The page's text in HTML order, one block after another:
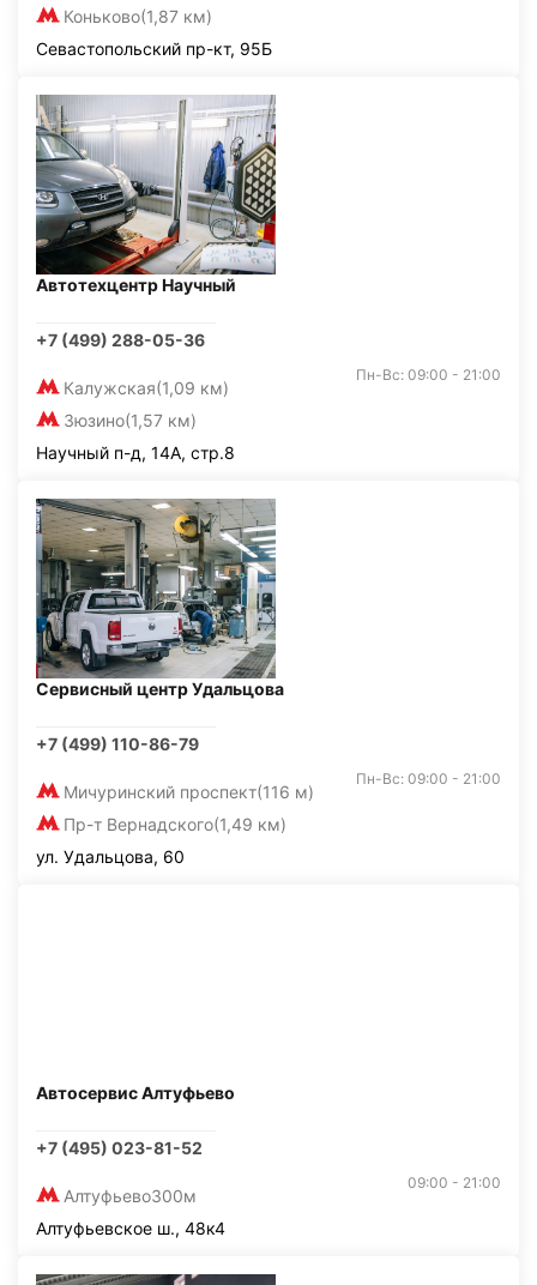
Коньково(1,87 км)
Севастопольский пр-кт, 95Б
Автотехцентр Научный
+7 (499) 288-05-36
Калужская(1,09 км)
Зюзино(1,57 км)
Пн-Вс: 09:00 - 21:00
Научный п-д, 14А, стр.8
Сервисный центр Удальцова
+7 (499) 110-86-79
Мичуринский проспект(116 м)
Пр-т Вернадского(1,49 км)
Пн-Вс: 09:00 - 21:00
ул. Удальцова, 60
Автосервис Алтуфьево
+7 (495) 023-81-52
Алтуфьево300м
09:00 - 21:00
Алтуфьевское ш., 48к4